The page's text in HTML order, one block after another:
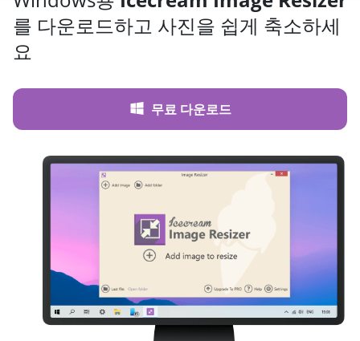
를 다운로드하고 사진을 쉽게 축소하세
요
무료 다운로드